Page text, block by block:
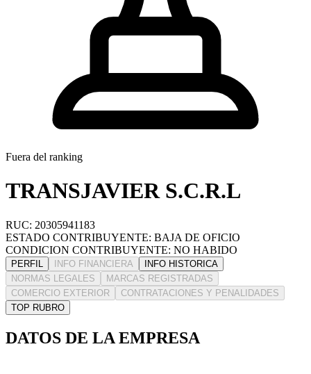
Fuera del ranking
TRANSJAVIER S.C.R.L
RUC: 20305941183
ESTADO CONTRIBUYENTE: BAJA DE OFICIO
CONDICION CONTRIBUYENTE: NO HABIDO
PERFIL INFO FINANCIERA
INFO HISTORICA
NORMAS LEGALES
MARCAS REGISTRADAS
COMERCIO EXTERIOR
CONTRATACIONES Y PENALIDADES
TOP RUBRO
DATOS DE LA EMPRESA